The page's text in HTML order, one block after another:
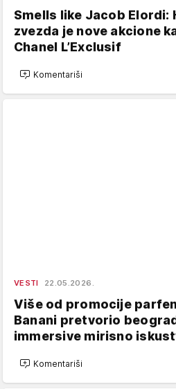
Smells like Jacob Elordi:
zvezda je nove akcione
Chanel L’Exclusif
Komentariši
VESTI 22.05.2026.
Više od promocije
Banani pretvorio
immersive mirisno
Komentariši